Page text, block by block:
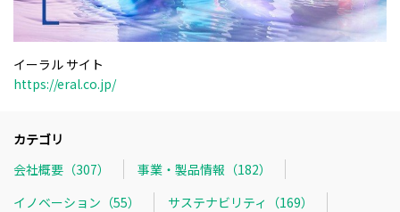
イーラル サイト
https://eral.co.jp/
カテゴリ
会社概要（307）
事業・製品情報（182）
イノベーション（55）
サステナビリティ（169）